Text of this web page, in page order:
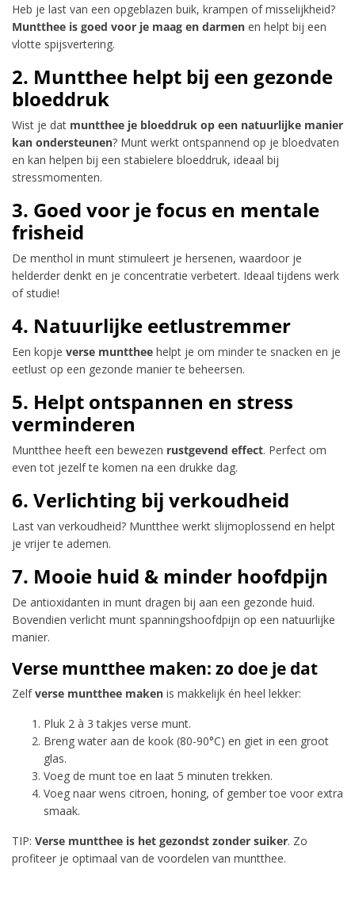
Heb je last van een opgeblazen buik, krampen of misselijkheid?
Muntthee is goed voor je maag en darmen en helpt bij een
vlotte spijsvertering.
2. Muntthee helpt bij een gezonde
bloeddruk
Wist je dat muntthee je bloeddruk op een natuurlijke manier
kan ondersteunen? Munt werkt ontspannend op je bloedvaten
en kan helpen bij een stabielere bloeddruk, ideaal bij
stressmomenten.
3. Goed voor je focus en mentale
frisheid
De menthol in munt stimuleert je hersenen, waardoor je
helderder denkt en je concentratie verbetert. Ideaal tijdens werk
of studie!
4. Natuurlijke eetlustremmer
Een kopje verse muntthee helpt je om minder te snacken en je
eetlust op een gezonde manier te beheersen.
5. Helpt ontspannen en stress
verminderen
Muntthee heeft een bewezen rustgevend effect. Perfect om
even tot jezelf te komen na een drukke dag.
6. Verlichting bij verkoudheid
Last van verkoudheid? Muntthee werkt slijmoplossend en helpt
je vrijer te ademen.
7. Mooie huid & minder hoofdpijn
De antioxidanten in munt dragen bij aan een gezonde huid.
Bovendien verlicht munt spanningshoofdpijn op een natuurlijke
manier.
Verse muntthee maken: zo doe je dat
Zelfverse muntthee maken is makkelijk én heel lekker:
Pluk 2 à 3 takjes verse munt.
Breng water aan de kook (80-90°C) en giet in een groot
glas.
Voeg de munt toe en laat 5 minuten trekken.
Voeg naar wens citroen, honing, of gember toe voor extra
smaak.
TIP: Verse muntthee is het gezondst zonder suiker. Zo
profiteer je optimaal van de voordelen van muntthee.